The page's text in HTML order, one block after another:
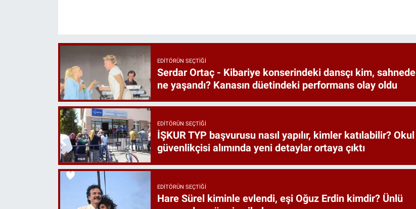
EDITÖRÜN SEÇTIĞI
Serdar Ortaç - Kibariye konserindeki dansçı kim, sahnede
ne yaşandı? Kanasın düetindeki performans olay oldu
EDITÖRÜN SEÇTIĞI
İŞKUR TYP başvurusu nasıl yapılır, kimler katılabilir? Okul
güvenlikçisi alımında yeni detaylar ortaya çıktı
EDITÖRÜN SEÇTIĞI
Hare Sürel kiminle evlendi, eşi Oğuz Erdin kimdir? Ünlü